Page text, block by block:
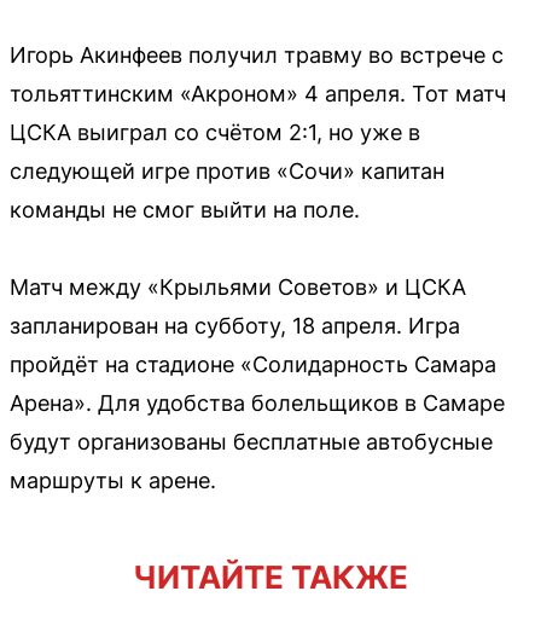
Игорь Акинфеев получил травму во встрече с
тольяттинским «Акроном» 4 апреля. Тот матч
ЦСКА выиграл со счётом 2:1, но уже в
следующей игре против «Сочи» капитан
команды не смог выйти на поле.
Матч между «Крыльями Советов» и ЦСКА
запланирован на субботу, 18 апреля. Игра
пройдёт на стадионе «Солидарность Самара
Арена». Для удобства болельщиков в Самаре
будут организованы бесплатные автобусные
маршруты к арене.
ЧИТАЙТЕ ТАКЖЕ